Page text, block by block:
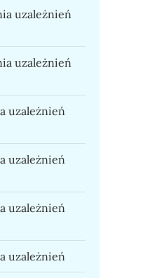
uzależnień
uzależnień
uzależnień
uzależnień
uzależnień
uzależnień